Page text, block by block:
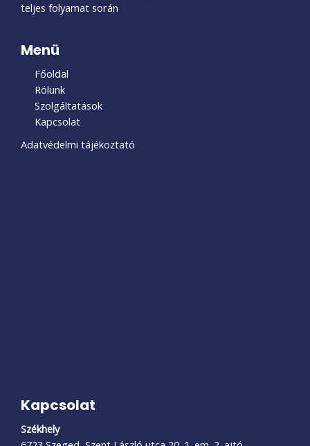
teljes folyamat során
Menü
Főoldal
Rólunk
Szolgáltatások
Kapcsolat
Adatvédelmi tájékoztató
Kapcsolat
Székhely